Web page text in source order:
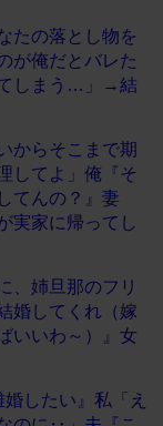
たの落とし物を
が俺だとバレた
しまう…」→結
からそこまで期
してよ」俺『そ
てんの？』妻
実家に帰ってし
、姉旦那のフリ
婚してくれ（嫁
いいわ～）』女
したい』私「え